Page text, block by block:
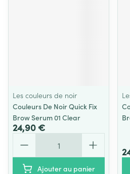
Les couleurs de noir
Couleurs De Noir Quick Fix
Brow Serum 01 Clear
24,90 €
Ajouter au panier